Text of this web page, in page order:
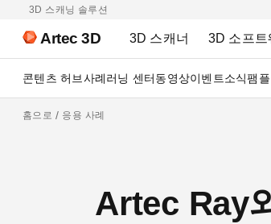
3D 스캐닝 솔루션
Artec 3D 3D 스캐너 3D 소프트
콘텐츠 허브사례러닝 센터동영상이벤트소식팸플
홈으로 응용 사례
Artec Ray